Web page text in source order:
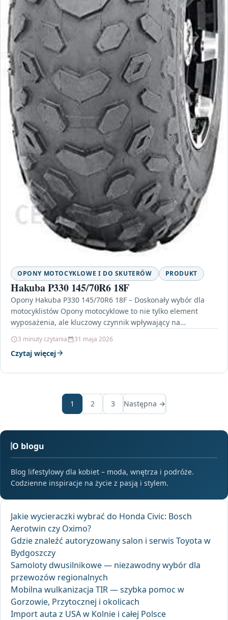
OPONY MOTOCYKLOWE I DO SKUTERÓW PRODUKT
Hakuba P330 145/70R6 18F
Opony Hakuba P330 145/70R6 18F – Doskonały wybór dla
motocyklistów Opony motocyklowe to nie tylko element
wyposażenia, ale kluczowy czynnik wpływający na
3 minuty czytania 31 maja 2026
Czytaj więcej
1 2 3 Następna →
O blogu
Blog lifestylowy dla kobiet – moda, wnętrza i podróże.
Codzienne inspiracje na życie z pasją i stylem.
Jakie wycieraczki wybrać do Honda Civic: Bosch
Aerotwin czy Oximo?
Gdzie znaleźć autoryzowany salon i serwis Toyota w
Bydgoszczy
Samoloty dwusilnikowe — niezawodny wybór dla
przewozów regionalnych
Mobilna wulkanizacja TIR — szybka pomoc w
Gorzowie, Przytocznej i okolicach
Import auta z USA w Kolnie i całej Polsce